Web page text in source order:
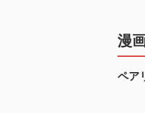
漫
ペア